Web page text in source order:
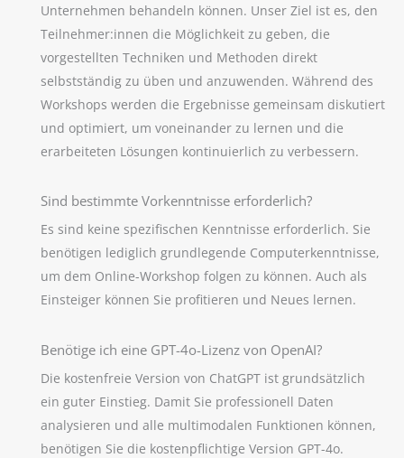
Unternehmen behandeln können. Unser Ziel ist es, den
Teilnehmer:innen die Möglichkeit zu geben, die
vorgestellten Techniken und Methoden direkt
selbstständig zu üben und anzuwenden. Während des
Workshops werden die Ergebnisse gemeinsam diskutiert
und optimiert, um voneinander zu lernen und die
erarbeiteten Lösungen kontinuierlich zu verbessern.
Sind bestimmte Vorkenntnisse erforderlich?
Es sind keine spezifischen Kenntnisse erforderlich. Sie
benötigen lediglich grundlegende Computerkenntnisse,
um dem Online-Workshop folgen zu können. Auch als
Einsteiger können Sie profitieren und Neues lernen.
Benötige ich eine GPT-4o-Lizenz von OpenAI?
Die kostenfreie Version von ChatGPT ist grundsätzlich
ein guter Einstieg. Damit Sie professionell Daten
analysieren und alle multimodalen Funktionen können,
benötigen Sie die kostenpflichtige Version GPT-4o.